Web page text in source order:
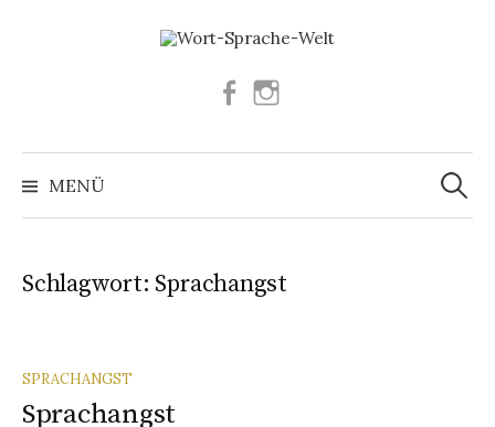
Facebook
MENÜ
Suchen
nach:
Schlagwort: Sprachangst
SPRACHANGST
Sprachangst